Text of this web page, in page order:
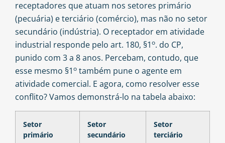
receptadores que atuam nos setores primário
(pecuária) e terciário (comércio), mas não no setor
secundário (indústria). O receptador em atividade
industrial responde pelo art. 180, §1o. do CP,
punido com 3 a 8 anos. Percebam, contudo, que
esse mesmo §1o também pune o agente em
atividade comercial. E agora, como resolver esse
conflito? Vamos demonstrá-lo na tabela abaixo:
Setor
primário
Setor
secundário
Setor
terciário